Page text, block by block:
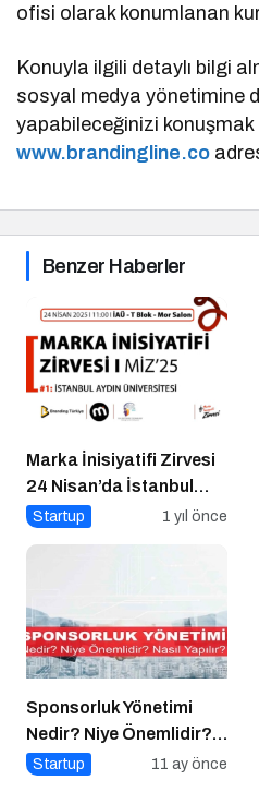
ofisi olarak konumlanan
Konuyla ilgili detaylı bilgi
sosyal medya yönetimine
yapabileceğinizi konuşmak
www.brandingline.co
Benzer Haberler
Marka İnisiyatifi Zirvesi
24 Nisan’da İstanbul
Aydın Üniversitesi’nde!
Startup 1 yıl önce
Sponsorluk Yönetimi
Nedir? Niye Önemlidir?
Nasıl Yapılır?
Startup 11 ay önce